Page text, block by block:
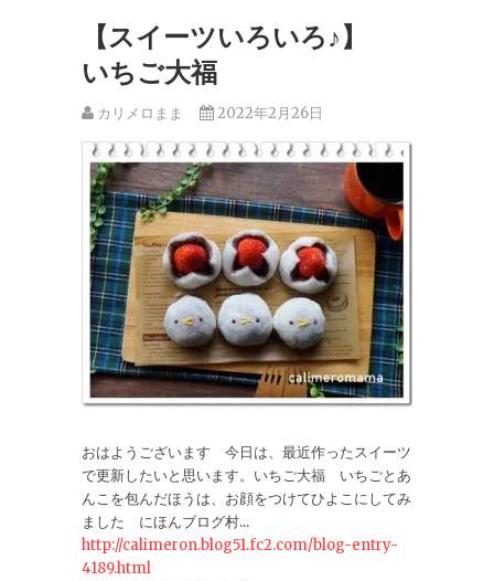
【スイーツいろいろ♪】
いちご大福
カリメロまま 2022年2月26日
おはようございます 今日は、最近作ったスイーツ
で更新したいと思います。いちご大福 いちごとあ
んこを包んだほうは、お顔をつけてひよこにしてみ
ました にほんブログ村...
http://calimeron.blog51.fc2.com/blog-entry-
4189.html